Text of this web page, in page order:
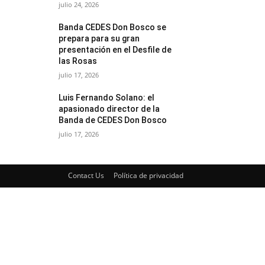
julio 24, 2026
Banda CEDES Don Bosco se
prepara para su gran
presentación en el Desfile de
las Rosas
julio 17, 2026
Luis Fernando Solano: el
apasionado director de la
Banda de CEDES Don Bosco
julio 17, 2026
Contact Us Política de privacidad